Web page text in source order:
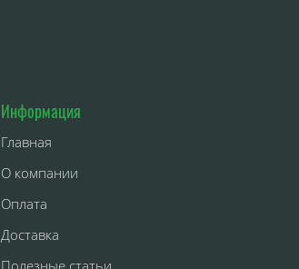
Информация
Главная
О компании
Оплата
Доставка
Полезные статьи